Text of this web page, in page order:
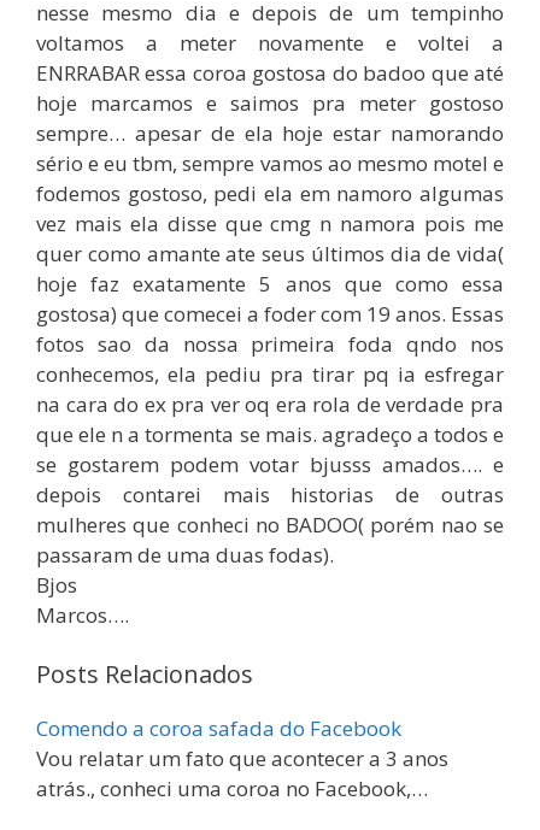
nesse mesmo dia e depois de um tempinho
voltamos a meter novamente e voltei a
ENRRABAR essa coroa gostosa do badoo que até
hoje marcamos e saimos pra meter gostoso
sempre… apesar de ela hoje estar namorando
sério e eu tbm, sempre vamos ao mesmo motel e
fodemos gostoso, pedi ela em namoro algumas
vez mais ela disse que cmg n namora pois me
quer como amante ate seus últimos dia de vida(
hoje faz exatamente 5 anos que como essa
gostosa) que comecei a foder com 19 anos. Essas
fotos sao da nossa primeira foda qndo nos
conhecemos, ela pediu pra tirar pq ia esfregar
na cara do ex pra ver oq era rola de verdade pra
que ele n a tormenta se mais. agradeço a todos e
se gostarem podem votar bjusss amados…. e
depois contarei mais historias de outras
mulheres que conheci no BADOO( porém nao se
passaram de uma duas fodas).
Bjos
Marcos….
Posts Relacionados
Comendo a coroa safada do Facebook
Vou relatar um fato que acontecer a 3 anos
atrás., conheci uma coroa no Facebook,…